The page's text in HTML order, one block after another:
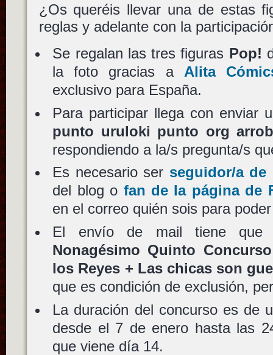
¿Os queréis llevar una de estas
reglas y adelante con la
Se regalan las tres figuras Pop!
la foto gracias a Alita
exclusivo para España.
Para participar llega con enviar
punto uruloki punto org
respondiendo a la/s pregunta/s
Es necesario ser seguidor/a de
del blog o fan de la página de
en el correo quién sois para
El envío de mail tiene que
Nonagésimo Quinto
los Reyes + Las chicas son
que es condición de exclusión,
La duración del concurso es de
desde el 7 de enero hasta las
que viene día 14.